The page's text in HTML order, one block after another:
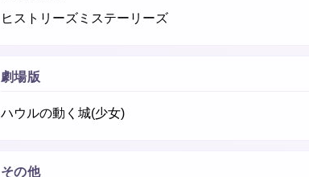
ヒストリーズミステーリーズ
劇場版
ハウルの動く城(少女)
その他